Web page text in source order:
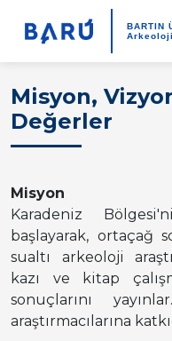
BARTIN
Misyon,
Değerler
Misyon
Karadeniz
başlayarak, ortaçağ
sualtı arkeoloji
kazı ve kitap
sonuçlarını
araştırmacılarına